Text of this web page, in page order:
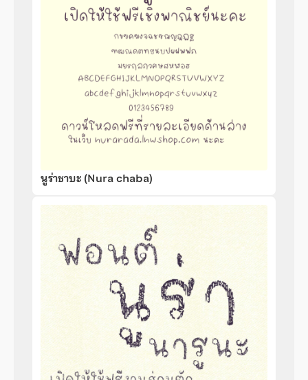
นูร่าชาบะ (Nura chaba)